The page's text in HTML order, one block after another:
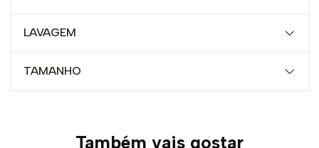
LAVAGEM
TAMANHO
Também vais gostar